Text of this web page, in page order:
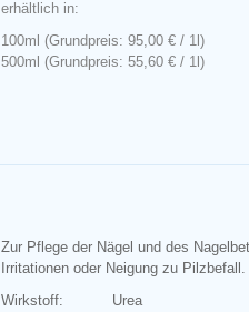
erhältlich in:
100ml (Grundpreis: 95,00 € / 1l)
500ml (Grundpreis: 55,60 € / 1l)
Zur Pflege der Nägel und des
Irritationen oder Neigung zu Pilzbefall.
Wirkstoff:
Urea